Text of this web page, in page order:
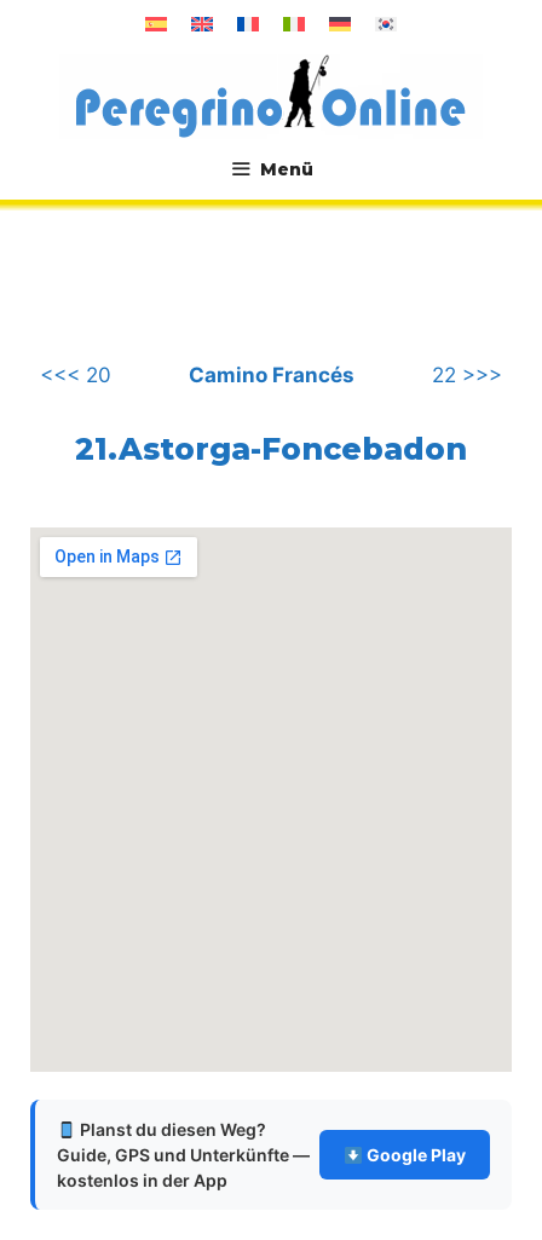
Menü
.
<<< 20 Camino Francés 22 >>>
21.Astorga-Foncebadon
Planst du diesen Weg?
Guide, GPS und Unterkünfte —
kostenlos in der App
Google Play